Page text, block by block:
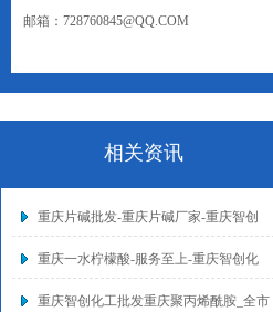
邮箱：728760845@QQ.COM
相关资讯
重庆片碱批发-重庆片碱厂家-重庆智创
重庆一水柠檬酸-服务至上-重庆智创化
重庆智创化工批发重庆聚丙烯酰胺_全市